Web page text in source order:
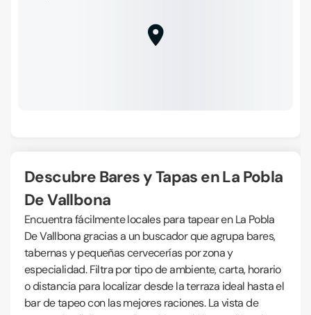
Descubre Bares y Tapas en La Pobla
De Vallbona
Encuentra fácilmente locales para tapear en La Pobla
De Vallbona gracias a un buscador que agrupa bares,
tabernas y pequeñas cervecerías por zona y
especialidad. Filtra por tipo de ambiente, carta, horario
o distancia para localizar desde la terraza ideal hasta el
bar de tapeo con las mejores raciones. La vista de